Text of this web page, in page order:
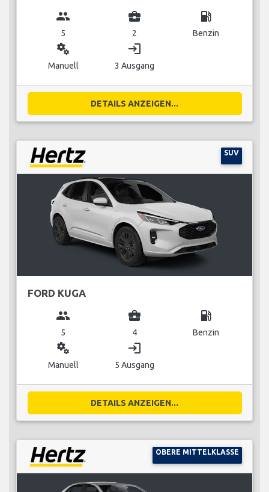
group
5
business_center
2
local_gas_station
Benzin
miscellaneous_services
Manuell
login
3 Ausgang
DETAILS ANZEIGEN...
SUV
FORD KUGA
group
5
business_center
4
local_gas_station
Benzin
miscellaneous_services
Manuell
login
5 Ausgang
DETAILS ANZEIGEN...
OBERE MITTELKLASSE